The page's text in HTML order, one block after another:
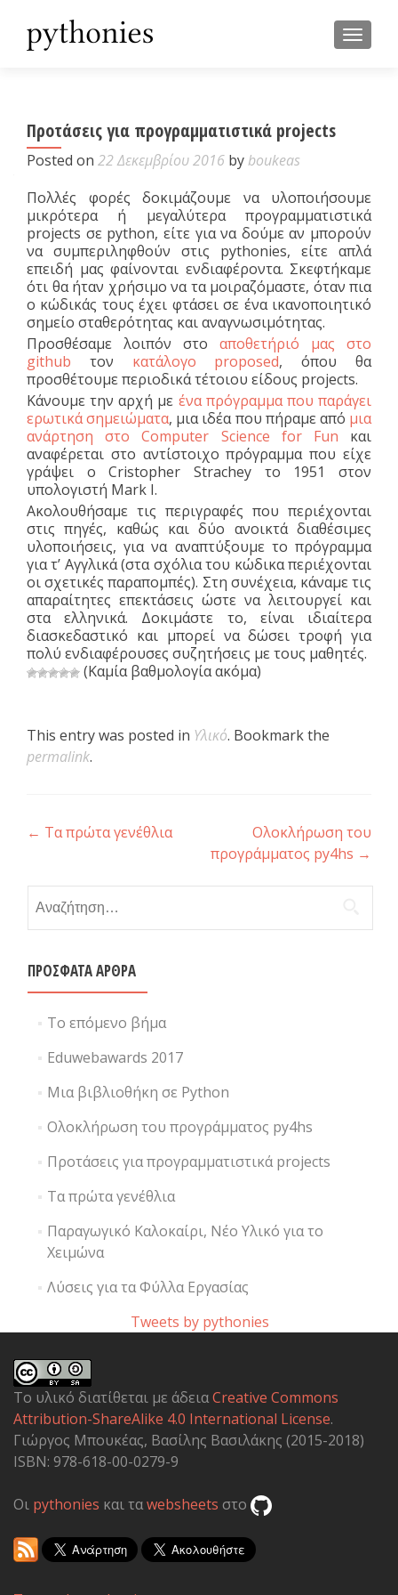
Προτάσεις για προγραμματιστικά projects
Posted on 22 Δεκεμβρίου 2016 byboukeas
Πολλές φορές δοκιμάζουμε να υλοποιήσουμε
μικρότερα ή μεγαλύτερα προγραμματιστικά
projects σε python, είτε για να δούμε αν μπορούν
να συμπεριληφθούν στις pythonies, είτε απλά
επειδή μας φαίνονται ενδιαφέροντα. Σκεφτήκαμε
ότι θα ήταν χρήσιμο να τα μοιραζόμαστε, όταν πια
ο κώδικάς τους έχει φτάσει σε ένα ικανοποιητικό
σημείο σταθερότητας και αναγνωσιμότητας.
Προσθέσαμε λοιπόν στο αποθετήριό μας στο
github τον κατάλογο proposed, όπου θα
προσθέτουμε περιοδικά τέτοιου είδους projects.
Κάνουμε την αρχή με ένα πρόγραμμα που παράγει
ερωτικά σημειώματα, μια ιδέα που πήραμε από μια
ανάρτηση στο Computer Science for Fun και
αναφέρεται στο αντίστοιχο πρόγραμμα που είχε
γράψει ο Cristopher Strachey το 1951 στον
υπολογιστή Mark I.
Ακολουθήσαμε τις περιγραφές που περιέχονται
στις πηγές, καθώς και δύο ανοικτά διαθέσιμες
υλοποιήσεις, για να αναπτύξουμε το πρόγραμμα
για τ’ Αγγλικά (στα σχόλια του κώδικα περιέχονται
οι σχετικές παραπομπές). Στη συνέχεια, κάναμε τις
απαραίτητες επεκτάσεις ώστε να λειτουργεί και
στα ελληνικά. Δοκιμάστε το, είναι ιδιαίτερα
διασκεδαστικό και μπορεί να δώσει τροφή για
πολύ ενδιαφέρουσες συζητήσεις με τους μαθητές.
(Καμία βαθμολογία ακόμα)
This entry was posted in Υλικό. Bookmark the
permalink.
Post navigation
← Τα πρώτα γενέθλια
Ολοκλήρωση του
προγράμματος py4hs →
Αναζήτηση για:
ΠΡΌΣΦΑΤΑ ΆΡΘΡΑ
Το επόμενο βήμα
Eduwebawards 2017
Μια βιβλιοθήκη σε Python
Ολοκλήρωση του προγράμματος py4hs
Προτάσεις για προγραμματιστικά projects
Τα πρώτα γενέθλια
Παραγωγικό Καλοκαίρι, Νέο Υλικό για το
Χειμώνα
Λύσεις για τα Φύλλα Εργασίας
Tweets by pythonies
Το υλικό διατίθεται με άδειαCreative Commons
Attribution-ShareAlike 4.0 International License.
Γιώργος Μπουκέας, Βασίλης Βασιλάκης (2015-2018)
ISBN: 978-618-00-0279-9
Οι pythonies και ταwebsheets στο